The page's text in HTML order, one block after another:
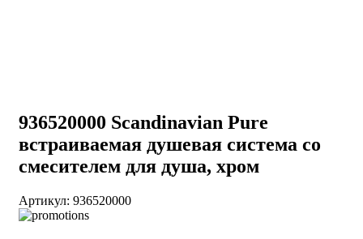
936520000 Scandinavian Pure
встраиваемая душевая система со
смесителем для душа, хром
Артикул: 936520000